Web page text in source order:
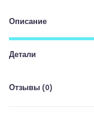
Описание
Детали
Отзывы (0)